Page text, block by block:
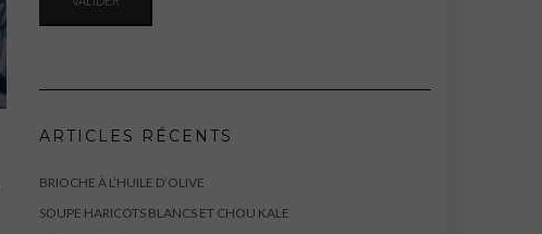
ARTICLES RÉCENTS
BRIOCHE À L’HUILE D’OLIVE
SOUPE HARICOTS BLANCS ET CHOU KALE